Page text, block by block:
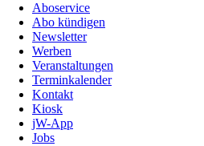
Aboservice
Abo kündigen
Newsletter
Werben
Veranstaltungen
Terminkalender
Kontakt
Kiosk
jW-App
Jobs